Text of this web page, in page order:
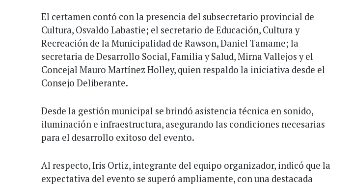
El certamen contó con la presencia del subsecretario provincial de
Cultura, Osvaldo Labastie; el secretario de Educación, Cultura y
Recreación de la Municipalidad de Rawson, Daniel Tamame; la
secretaria de Desarrollo Social, Familia y Salud, Mirna Vallejos y el
Concejal Mauro Martínez Holley, quien respaldo la iniciativa desde el
Consejo Deliberante.
Desde la gestión municipal se brindó asistencia técnica en sonido,
iluminación e infraestructura, asegurando las condiciones necesarias
para el desarrollo exitoso del evento.
Al respecto, Iris Ortiz, integrante del equipo organizador, indicó que la
expectativa del evento se superó ampliamente, con una destacada